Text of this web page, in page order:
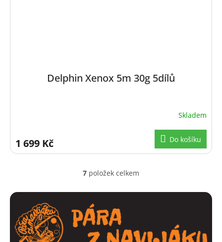
Delphin Xenox 5m 30g 5dílů
Skladem
1 699 Kč Do košíku
O
l
d
a
c
7 položek celkem